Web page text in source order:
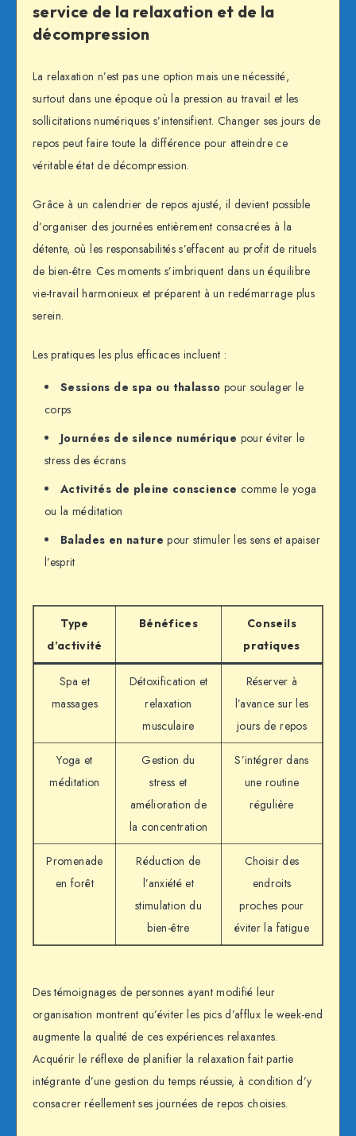
service de la relaxation et de la
décompression
La relaxation n’est pas une option mais une nécessité,
surtout dans une époque où la pression au travail et les
sollicitations numériques s’intensifient. Changer ses jours de
repos peut faire toute la différence pour atteindre ce
véritable état de décompression.
Grâce à un calendrier de repos ajusté, il devient possible
d’organiser des journées entièrement consacrées à la
détente, où les responsabilités s’effacent au profit de rituels
de bien-être. Ces moments s’imbriquent dans un équilibre
vie-travail harmonieux et préparent à un redémarrage plus
serein.
Les pratiques les plus efficaces incluent :
Sessions de spa ou thalasso pour soulager le
corps
Journées de silence numérique pour éviter le
stress des écrans
Activités de pleine conscience comme le yoga
ou la méditation
Balades en nature pour stimuler les sens et apaiser
l’esprit
Type
d’activité
Bénéfices
Conseils
pratiques
Spa et
massages
Détoxification et
relaxation
musculaire
Réserver à
l’avance sur les
jours de repos
Yoga et
méditation
Gestion du
stress et
amélioration de
la concentration
S’intégrer dans
une routine
régulière
Promenade
en forêt
Réduction de
l’anxiété et
stimulation du
bien-être
Choisir des
endroits
proches pour
éviter la fatigue
Des témoignages de personnes ayant modifié leur
organisation montrent qu’éviter les pics d’afflux le week-end
augmente la qualité de ces expériences relaxantes.
Acquérir le réflexe de planifier la relaxation fait partie
intégrante d’une gestion du temps réussie, à condition d’y
consacrer réellement ses journées de repos choisies.